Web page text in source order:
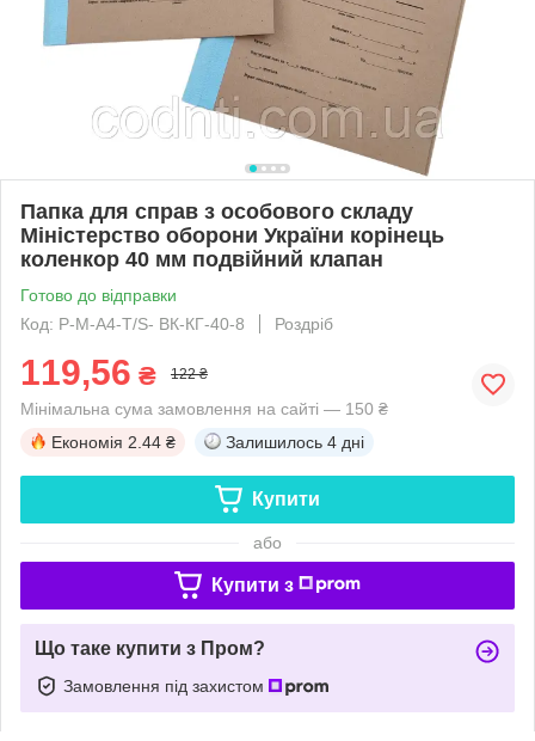
Папка для справ з особового складу
Міністерство оборони України корінець
коленкор 40 мм подвійний клапан
Готово до відправки
Код: P-М-А4-Т/S- ВК-КГ-40-8
Роздріб
119,56 ₴ 122 ₴
Мінімальна сума замовлення на сайті — 150 ₴
Економія 2.44 ₴ Залишилось 4 дні
Купити
або
Купити з
Що таке купити з Пром?
Замовлення під захистом